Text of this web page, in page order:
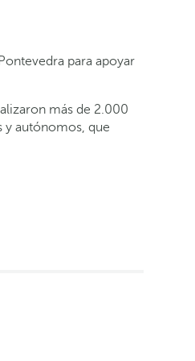
para apoyar
más de 2.000
y autónomos, que